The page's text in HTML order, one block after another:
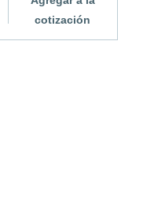
cotización